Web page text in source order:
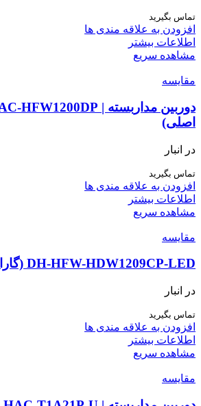
تماس بگیرید
افزودن به علاقه مندی ها
اطلاعات بیشتر
مشاهده سریع
مقایسه
اصلی)
در انبار
تماس بگیرید
افزودن به علاقه مندی ها
اطلاعات بیشتر
مشاهده سریع
مقایسه
DH-HFW-HDW1209CP-LED (گارانتی اصلی)
در انبار
تماس بگیرید
افزودن به علاقه مندی ها
اطلاعات بیشتر
مشاهده سریع
مقایسه